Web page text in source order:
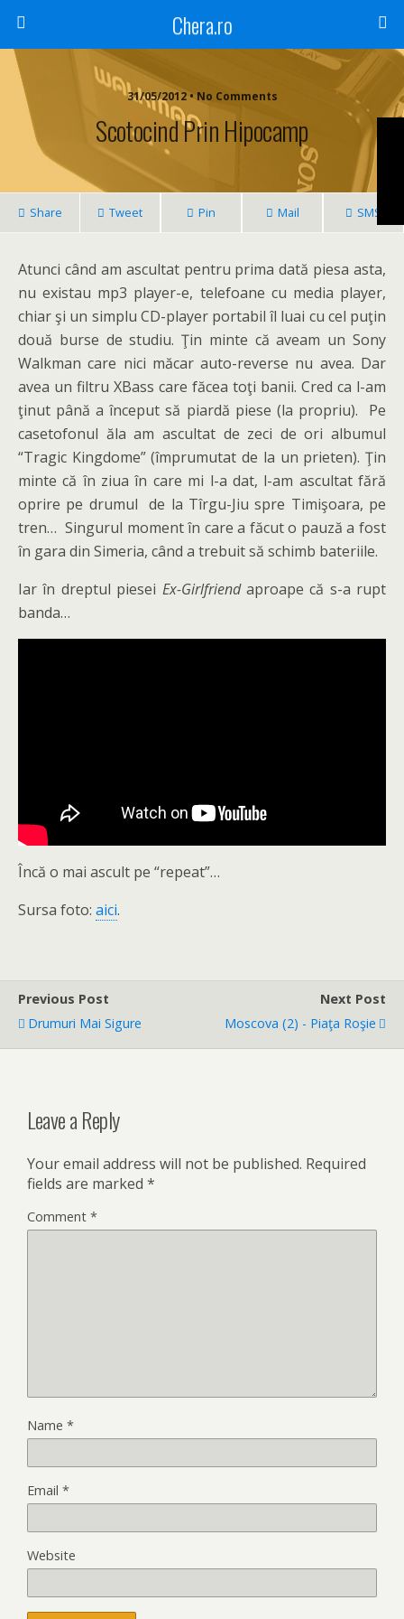
Chera.ro
31/05/2012 • No Comments
Scotocind Prin Hipocamp
Share Tweet Pin Mail SMS
Atunci când am ascultat pentru prima dată piesa asta,
nu existau mp3 player-e, telefoane cu media player,
chiar şi un simplu CD-player portabil îl luai cu cel puţin
două burse de studiu. Ţin minte că aveam un Sony
Walkman care nici măcar auto-reverse nu avea. Dar
avea un filtru XBass care făcea toţi banii. Cred ca l-am
ţinut până a început să piardă piese (la propriu). Pe
casetofonul ăla am ascultat de zeci de ori albumul
“Tragic Kingdome” (împrumutat de la un prieten). Ţin
minte că în ziua în care mi l-a dat, l-am ascultat fără
oprire pe drumul de la Tîrgu-Jiu spre Timişoara, pe
tren… Singurul moment în care a făcut o pauză a fost
în gara din Simeria, când a trebuit să schimb bateriile.
Iar în dreptul piesei Ex-Girlfriendaproape că s-a rupt
banda…
Încă o mai ascult pe “repeat”…
Sursa foto: aici.
Previous Post
Drumuri Mai Sigure
Next Post
Moscova (2) - Piaţa Roşie
Leave a Reply
Your email address will not be published. Required
fields are marked *
Comment *
Name *
Email *
Website